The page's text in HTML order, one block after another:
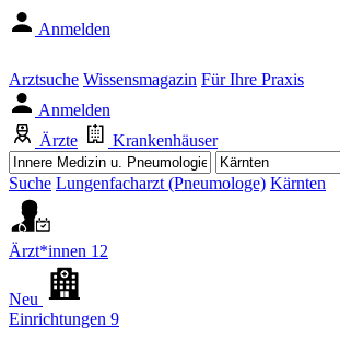
Anmelden
Arztsuche Wissensmagazin Für Ihre Praxis
Anmelden
Ärzte
Krankenhäuser
Suche Lungenfacharzt (Pneumologe) Kärnten
Ärzt*innen 12
Neu
Einrichtungen 9